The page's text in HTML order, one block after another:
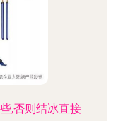
,否则结冰直接